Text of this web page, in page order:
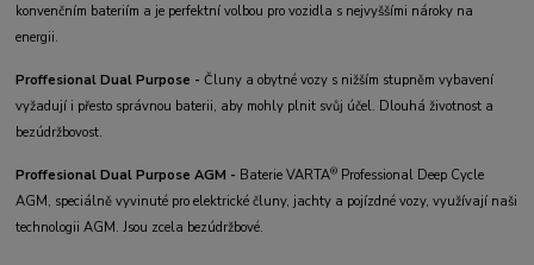
konvenčním bateriím a je perfektní volbou pro vozidla s nejvyššími nároky na
energii.
Proffesional Dual Purpose -Čluny a obytné vozy s nižším stupněm vybavení
vyžadují i přesto správnou baterii, aby mohly plnit svůj účel. Dlouhá životnost a
bezúdržbovost.
Proffesional Dual Purpose AGM - Baterie VARTA® Professional Deep Cycle
AGM, speciálně vyvinuté pro elektrické čluny, jachty a pojízdné vozy, využívají naši
technologii AGM. Jsou zcela bezúdržbové.